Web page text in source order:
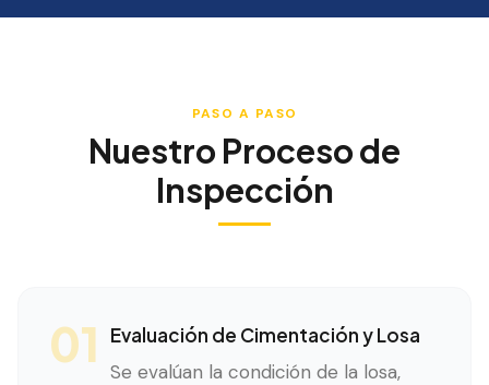
PASO A PASO
Nuestro Proceso de
Inspección
01
Evaluación de Cimentación y Losa
Se evalúan la condición de la losa,